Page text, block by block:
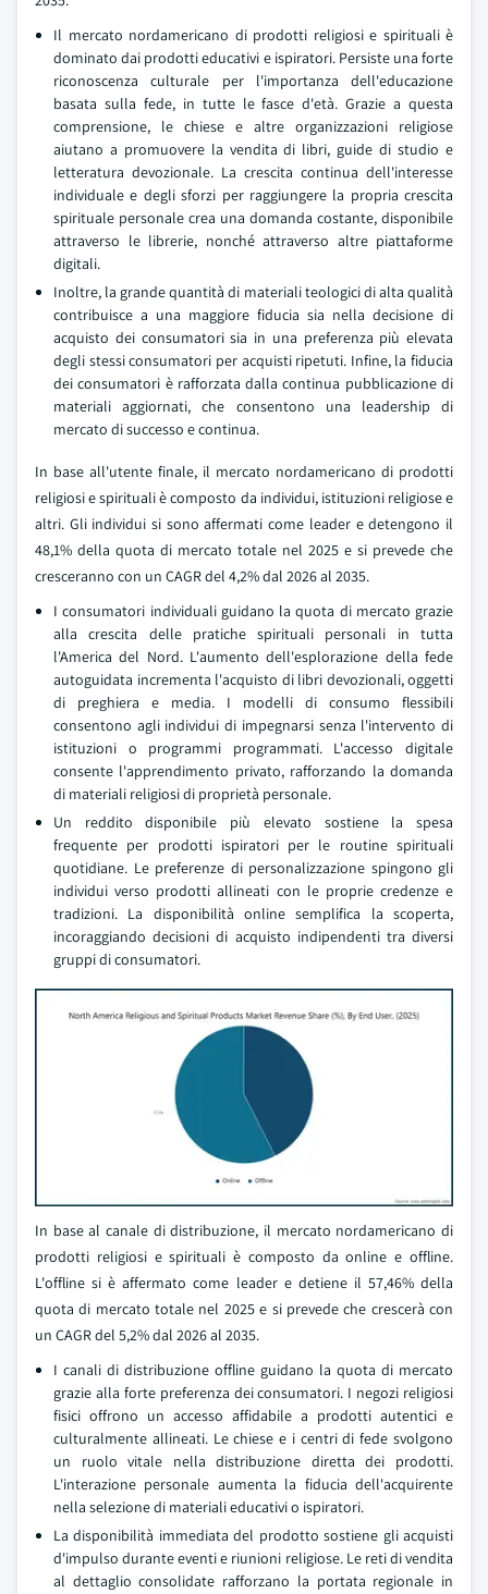
Il mercato nordamericano di prodotti religiosi e spirituali è
dominato dai prodotti educativi e ispiratori. Persiste una forte
riconoscenza culturale per l'importanza dell'educazione
basata sulla fede, in tutte le fasce d'età. Grazie a questa
comprensione, le chiese e altre organizzazioni religiose
aiutano a promuovere la vendita di libri, guide di studio e
letteratura devozionale. La crescita continua dell'interesse
individuale e degli sforzi per raggiungere la propria crescita
spirituale personale crea una domanda costante, disponibile
attraverso le librerie, nonché attraverso altre piattaforme
digitali.
Inoltre, la grande quantità di materiali teologici di alta qualità
contribuisce a una maggiore fiducia sia nella decisione di
acquisto dei consumatori sia in una preferenza più elevata
degli stessi consumatori per acquisti ripetuti. Infine, la fiducia
dei consumatori è rafforzata dalla continua pubblicazione di
materiali aggiornati, che consentono una leadership di
mercato di successo e continua.
In base all'utente finale, il mercato nordamericano di prodotti
religiosi e spirituali è composto da individui, istituzioni religiose e
altri. Gli individui si sono affermati come leader e detengono il
48,1% della quota di mercato totale nel 2025 e si prevede che
cresceranno con un CAGR del 4,2% dal 2026 al 2035.
I consumatori individuali guidano la quota di mercato grazie
alla crescita delle pratiche spirituali personali in tutta
l'America del Nord. L'aumento dell'esplorazione della fede
autoguidata incrementa l'acquisto di libri devozionali, oggetti
di preghiera e media. I modelli di consumo flessibili
consentono agli individui di impegnarsi senza l'intervento di
istituzioni o programmi programmati. L'accesso digitale
consente l'apprendimento privato, rafforzando la domanda
di materiali religiosi di proprietà personale.
Un reddito disponibile più elevato sostiene la spesa
frequente per prodotti ispiratori per le routine spirituali
quotidiane. Le preferenze di personalizzazione spingono gli
individui verso prodotti allineati con le proprie credenze e
tradizioni. La disponibilità online semplifica la scoperta,
incoraggiando decisioni di acquisto indipendenti tra diversi
gruppi di consumatori.
In base al canale di distribuzione, il mercato nordamericano di
prodotti religiosi e spirituali è composto da online e offline.
L'offline si è affermato come leader e detiene il 57,46% della
quota di mercato totale nel 2025 e si prevede che crescerà con
un CAGR del 5,2% dal 2026 al 2035.
I canali di distribuzione offline guidano la quota di mercato
grazie alla forte preferenza dei consumatori. I negozi religiosi
fisici offrono un accesso affidabile a prodotti autentici e
culturalmente allineati. Le chiese e i centri di fede svolgono
un ruolo vitale nella distribuzione diretta dei prodotti.
L'interazione personale aumenta la fiducia dell'acquirente
nella selezione di materiali educativi o ispiratori.
La disponibilità immediata del prodotto sostiene gli acquisti
d'impulso durante eventi e riunioni religiose. Le reti di vendita
al dettaglio consolidate rafforzano la portata regionale in